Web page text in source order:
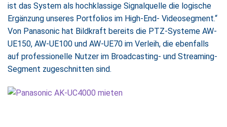
ist das System als hochklassige Signalquelle die logische
Ergänzung unseres Portfolios im High-End- Videosegment.“
Von Panasonic hat Bildkraft bereits die PTZ-Systeme AW-
UE150, AW-UE100 und AW-UE70 im Verleih, die ebenfalls
auf professionelle Nutzer im Broadcasting- und Streaming-
Segment zugeschnitten sind.